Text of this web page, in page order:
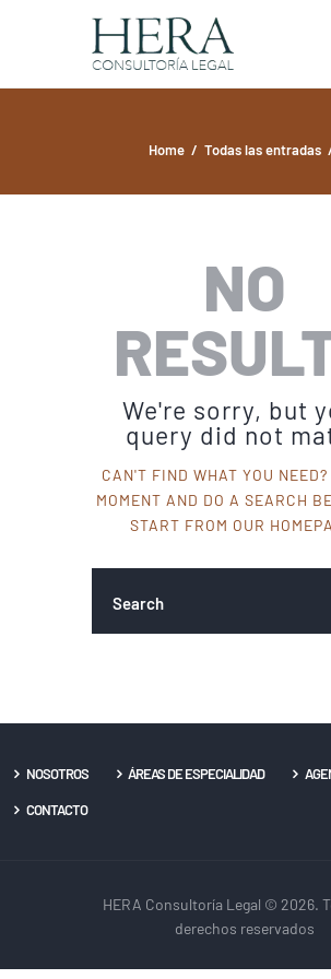
Home Todas las entradas
INICIO
ÁREAS DE
NO
We're sorry, but
query did not
CAN'T FIND WHAT YOU
MOMENT AND DO A SEARCH
START FROM OUR
NOSOTROS ÁREAS DE ESPECIALIDAD
CONTACTO
HERA Consultoría Legal © 2026.
derechos reservados